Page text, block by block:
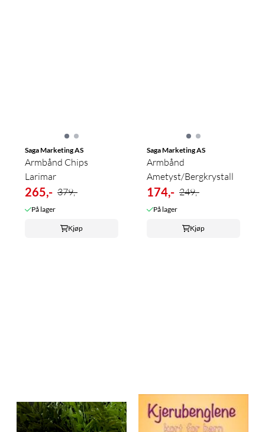
Saga Marketing AS
Armbånd Chips
Larimar
265,- 379,-
På lager
Kjøp
Saga Marketing AS
Armbånd
Ametyst/Bergkrystall
174,- 249,-
På lager
Kjøp